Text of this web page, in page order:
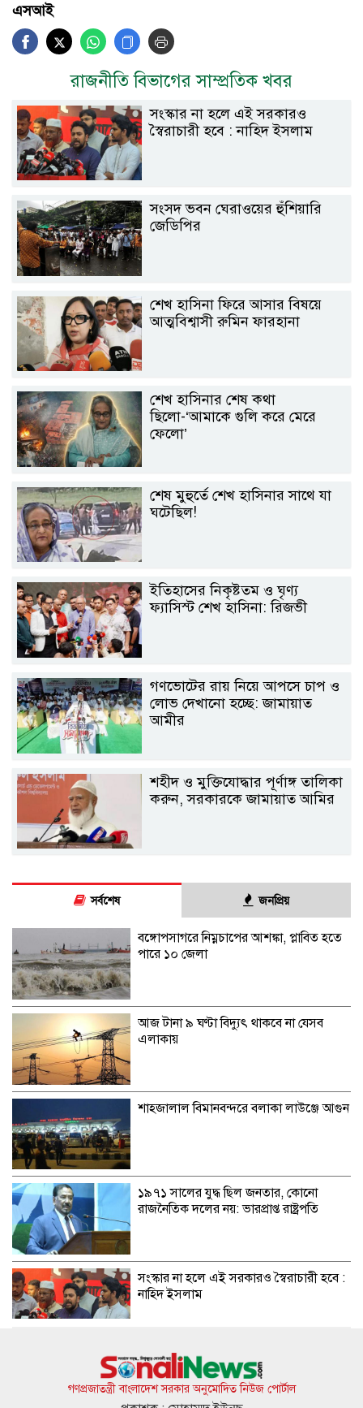
এসআই
রাজনীতি বিভাগের সাম্প্রতিক খবর
সংস্কার না হলে এই সরকারও
স্বৈরাচারী হবে : নাহিদ ইসলাম
সংসদ ভবন ঘেরাওয়ের হুঁশিয়ারি
জেডিপির
শেখ হাসিনা ফিরে আসার বিষয়ে
আত্মবিশ্বাসী রুমিন ফারহানা
শেখ হাসিনার শেষ কথা
ছিলো-‘আমাকে গুলি করে মেরে
ফেলো’
শেষ মুহুর্তে শেখ হাসিনার সাথে যা
ঘটেছিল!
ইতিহাসের নিকৃষ্টতম ও ঘৃণ্য
ফ্যাসিস্ট শেখ হাসিনা: রিজভী
গণভোটের রায় নিয়ে আপসে চাপ ও
লোভ দেখানো হচ্ছে: জামায়াত
আমীর
শহীদ ও মুক্তিযোদ্ধার পূর্ণাঙ্গ তালিকা
করুন, সরকারকে জামায়াত আমির
সর্বশেষ জনপ্রিয়
বঙ্গোপসাগরে নিম্নচাপের আশঙ্কা, প্লাবিত হতে
পারে ১০ জেলা
আজ টানা ৯ ঘণ্টা বিদ্যুৎ থাকবে না যেসব
এলাকায়
শাহজালাল বিমানবন্দরে বলাকা লাউঞ্জে আগুন
১৯৭১ সালের যুদ্ধ ছিল জনতার, কোনো
রাজনৈতিক দলের নয়: ভারপ্রাপ্ত রাষ্ট্রপতি
সংস্কার না হলে এই সরকারও স্বৈরাচারী হবে :
নাহিদ ইসলাম
এসএসসির ফলাফল জানা যাবে ৩ উপায়ে
গণপ্রজাতন্ত্রী বাংলাদেশ সরকার অনুমোদিত নিউজ পোর্টাল